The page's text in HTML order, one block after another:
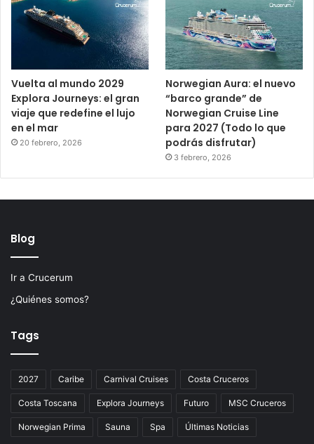
Vuelta al mundo 2029
Explora Journeys: el gran
viaje que redefine el lujo
en el mar
20 febrero, 2026
Norwegian Aura: el nuevo
“barco grande” de
Norwegian Cruise Line
para 2027 (Todo lo que
podrás disfrutar)
3 febrero, 2026
Blog
Ir a Crucerum
¿Quiénes somos?
Tags
2027 Caribe Carnival Cruises Costa Cruceros
Costa Toscana Explora Journeys Futuro MSC Cruceros
Norwegian Prima Sauna Spa Últimas Noticias